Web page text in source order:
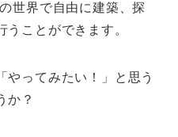
世界で自由に建築、探
ことができます。
やってみたい！」と思う
か？